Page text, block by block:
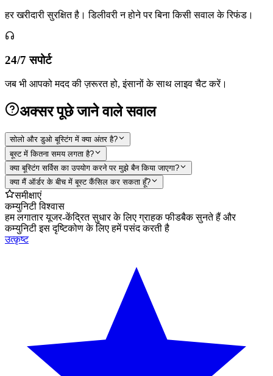
हर खरीदारी सुरक्षित है। डिलीवरी न होने पर बिना किसी सवाल के रिफंड।
24/7 सपोर्ट
जब भी आपको मदद की ज़रूरत हो, इंसानों के साथ लाइव चैट करें।
अक्सर पूछे जाने वाले सवाल
सोलो और डुओ बूस्टिंग में क्या अंतर है?
बूस्ट में कितना समय लगता है?
क्या बूस्टिंग सर्विस का उपयोग करने पर मुझे बैन किया जाएगा?
क्या मैं ऑर्डर के बीच में बूस्ट कैंसिल कर सकता हूँ?
समीक्षाएं
कम्युनिटी विश्वास
हम लगातार यूजर-केंद्रित सुधार के लिए ग्राहक फीडबैक सुनते हैं और
कम्युनिटी इस दृष्टिकोण के लिए हमें पसंद करती है
उत्कृष्ट